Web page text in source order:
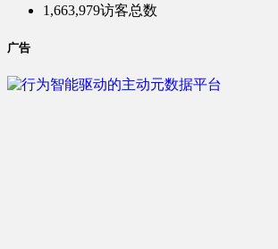
1,663,979访客总数
广告